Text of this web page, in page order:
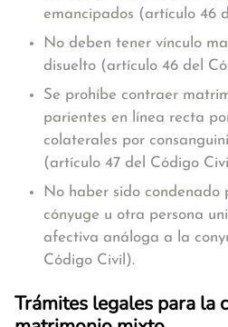
emancipados (artículo 46
No deben tener vínculo
disuelto (artículo 46 del
Se prohíbe contraer
parientes en línea recta
colaterales por
(artículo 47 del Código
No haber sido condenado
cónyuge u otra persona
afectiva análoga a la
Código Civil).
Trámites legales para la